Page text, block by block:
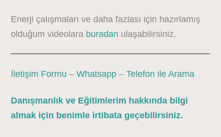
Enerji çalışmaları ve daha fazlası için hazırlamış
olduğum videolara buradan ulaşabilirsiniz.
İletişim Formu –Whatsapp –Telefon ile Arama
Danışmanlık ve Eğitimlerim hakkında bilgi
almak için benimle irtibata geçebilirsiniz.